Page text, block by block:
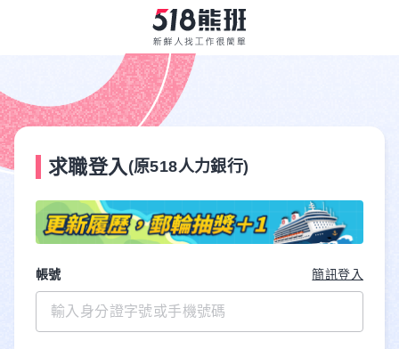
求職登入 (原518人力銀行)
帳號 簡訊登入